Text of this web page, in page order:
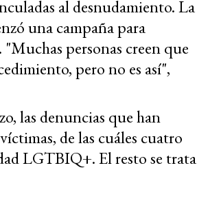
al desnudamiento. La
una campaña para
personas creen que
pero no es así",
las denuncias que han
de las cuáles cuatro
LGTBIQ+. El resto se trata